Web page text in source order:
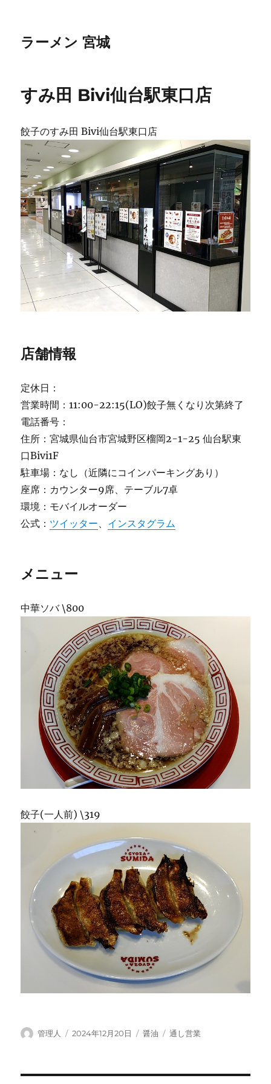
ラーメン 宮城
すみ田 Bivi仙台駅東口店
餃子のすみ田 Bivi仙台駅東口店
店舗情報
定休日：
営業時間：11:00-22:15(LO)餃子無くなり次第終了
電話番号：
住所：宮城県仙台市宮城野区榴岡2-1-25 仙台駅東
口Bivi1F
駐車場：なし（近隣にコインパーキングあり）
座席：カウンター9席、テーブル7卓
環境：モバイルオーダー
公式： ツイッター、 インスタグラム
メニュー
中華ソバ \800
餃子(一人前) \319
投
管理人
投
2024年12月20日
カ
醤油
タ
通し営業